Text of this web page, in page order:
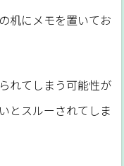
机にメモを置いてお
れてしまう可能性が
とスルーされてしま